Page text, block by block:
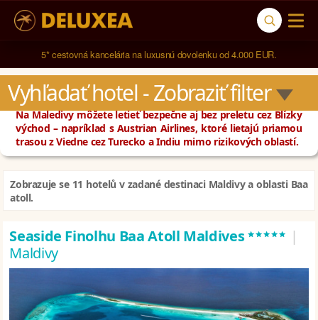
5* cestovná kancelária na luxusnú dovolenku od 4.000 EUR.
Vyhľadať hotel - Zobraziť filter
Na Maledivy môžete letieť bezpečne aj bez preletu cez Blízky
východ – napríklad s Austrian Airlines, ktoré lietajú priamou
trasou z Viedne cez Turecko a Indiu mimo rizikových oblastí.
Zobrazuje se 11 hotelů v zadané destinaci Maldivy a oblasti Baa
atoll.
Seaside Finolhu Baa Atoll Maldives***** |
Maldivy